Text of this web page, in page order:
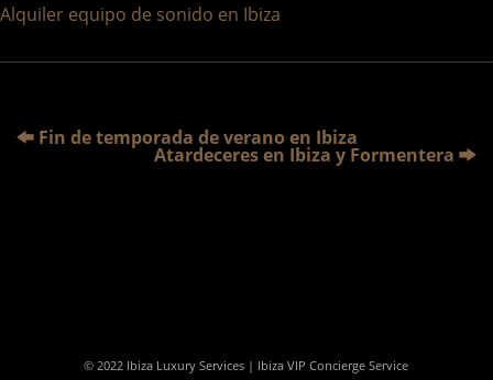
Alquiler equipo de sonido en Ibiza
Fin de temporada de verano en Ibiza
Atardeceres en Ibiza y Formentera
© 2022 Ibiza Luxury Services | Ibiza VIP Concierge Service